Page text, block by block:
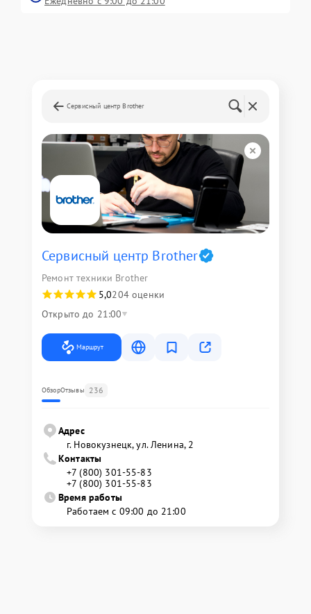
Сервисный центр Brother
Сервисный центр Brother
Ремонт техники Brother
5,0204 оценки
Открыто до 21:00
Маршрут
ОбзорОтзывы 236
Адрес
г. Новокузнецк, ул. Ленина, 2
Контакты
+7 (800) 301-55-83
+7 (800) 301-55-83
Время работы
Работаем с 09:00 до 21:00